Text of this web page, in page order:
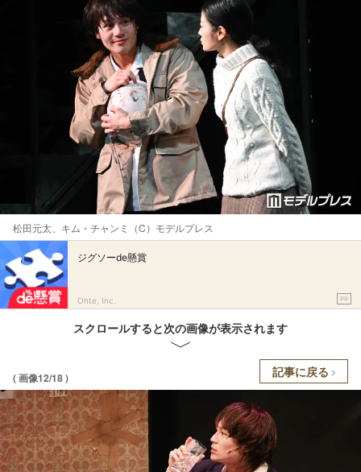
松田元太、キム・チャンミ（C）モデルプレス
ジグソーde懸賞
Ohte, Inc. PR
スクロールすると次の画像が表示されます
( 画像12/18 ) 記事に戻る